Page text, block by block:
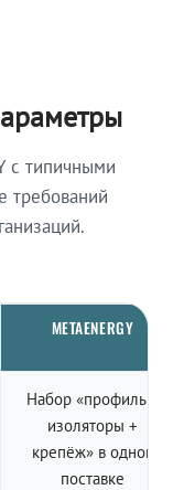
с типичными
требований
METAENERGY
Набор «профиль +
изоляторы +
крепёж» в одной
поставке